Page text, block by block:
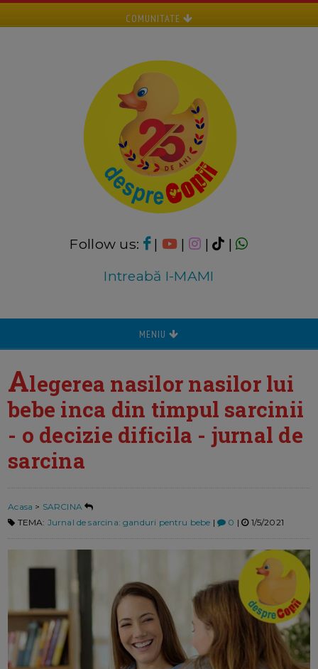
COMUNITATE
Follow us: | | |
|
Intreabă I-MAMI
MENIU
Alegerea nasilor nasilor lui
bebe inca din timpul sarcinii
- o decizie dificila - jurnal de
sarcina
Acasa > SARCINA
TEMA: Jurnal de sarcina: ganduri pentru bebe | 0 | 1/5/2021